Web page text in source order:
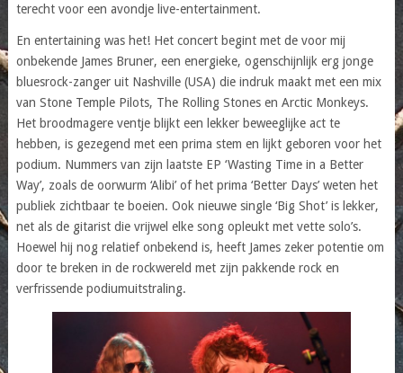
terecht voor een avondje live-entertainment.
En entertaining was het! Het concert begint met de voor mij
onbekende James Bruner, een energieke, ogenschijnlijk erg jonge
bluesrock-zanger uit Nashville (USA) die indruk maakt met een mix
van Stone Temple Pilots, The Rolling Stones en Arctic Monkeys.
Het broodmagere ventje blijkt een lekker beweeglijke act te
hebben, is gezegend met een prima stem en lijkt geboren voor het
podium. Nummers van zijn laatste EP ‘Wasting Time in a Better
Way’, zoals de oorwurm ‘Alibi’ of het prima ‘Better Days’ weten het
publiek zichtbaar te boeien. Ook nieuwe single ‘Big Shot’ is lekker,
net als de gitarist die vrijwel elke song opleukt met vette solo’s.
Hoewel hij nog relatief onbekend is, heeft James zeker potentie om
door te breken in de rockwereld met zijn pakkende rock en
verfrissende podiumuitstraling.